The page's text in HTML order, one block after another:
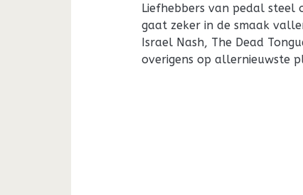
Liefhebbers van pedal steel
gaat zeker in de smaak
Israel Nash, The Dead
overigens op allernieuwste